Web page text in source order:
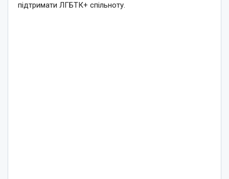
підтримати ЛГБТК+ спільноту.